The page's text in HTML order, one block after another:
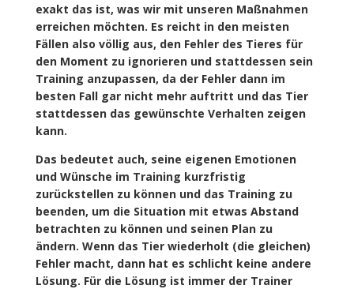
exakt das ist, was wir mit unseren Maßnahmen
erreichen möchten. Es reicht in den meisten
Fällen also völlig aus, den Fehler des Tieres für
den Moment zu ignorieren und stattdessen sein
Training anzupassen, da der Fehler dann im
besten Fall gar nicht mehr auftritt und das Tier
stattdessen das gewünschte Verhalten zeigen
kann.
Das bedeutet auch, seine eigenen Emotionen
und Wünsche im Training kurzfristig
zurückstellen zu können und das Training zu
beenden, um die Situation mit etwas Abstand
betrachten zu können und seinen Plan zu
ändern. Wenn das Tier wiederholt (die gleichen)
Fehler macht, dann hat es schlicht keine andere
Lösung. Für die Lösung ist immer der Trainer